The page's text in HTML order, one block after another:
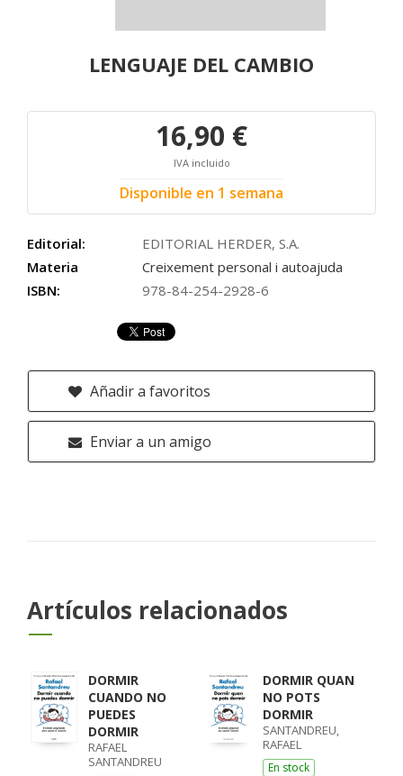
LENGUAJE DEL CAMBIO
16,90 €
IVA incluido
Disponible en 1 semana
Editorial:
EDITORIAL HERDER, S.A.
Materia
Creixement personal i autoajuda
ISBN:
978-84-254-2928-6
Añadir a favoritos
Enviar a un amigo
Artículos relacionados
DORMIR
CUANDO NO
PUEDES
DORMIR
RAFAEL
SANTANDREU
DORMIR QUAN
NO POTS
DORMIR
SANTANDREU,
RAFAEL
En stock